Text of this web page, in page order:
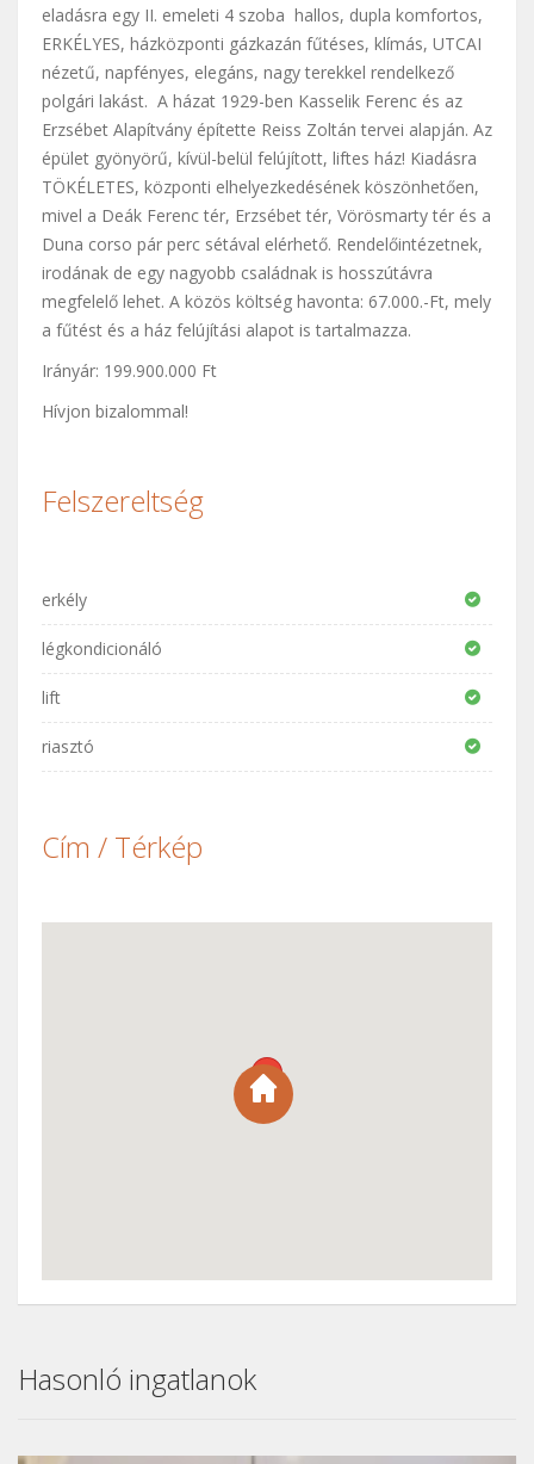
eladásra egy II. emeleti 4 szoba hallos, dupla komfortos,
ERKÉLYES, házközponti gázkazán fűtéses, klímás, UTCAI
nézetű, napfényes, elegáns, nagy terekkel rendelkező
polgári lakást. A házat 1929-ben Kasselik Ferenc és az
Erzsébet Alapítvány építette Reiss Zoltán tervei alapján. Az
épület gyönyörű, kívül-belül felújított, liftes ház! Kiadásra
TÖKÉLETES, központi elhelyezkedésének köszönhetően,
mivel a Deák Ferenc tér, Erzsébet tér, Vörösmarty tér és a
Duna corso pár perc sétával elérhető. Rendelőintézetnek,
irodának de egy nagyobb családnak is hosszútávra
megfelelő lehet. A közös költség havonta: 67.000.-Ft, mely
a fűtést és a ház felújítási alapot is tartalmazza.
Irányár: 199.900.000 Ft
Hívjon bizalommal!
Felszereltség
erkély
légkondicionáló
lift
riasztó
Cím / Térkép
Hasonló ingatlanok